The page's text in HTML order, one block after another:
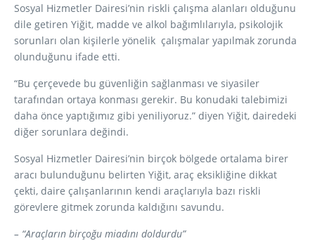
Sosyal Hizmetler Dairesi’nin riskli çalışma alanları olduğunu
dile getiren Yiğit, madde ve alkol bağımlılarıyla, psikolojik
sorunları olan kişilerle yönelik çalışmalar yapılmak zorunda
olunduğunu ifade etti.
“Bu çerçevede bu güvenliğin sağlanması ve siyasiler
tarafından ortaya konması gerekir. Bu konudaki talebimizi
daha önce yaptığımız gibi yeniliyoruz.” diyen Yiğit, dairedeki
diğer sorunlara değindi.
Sosyal Hizmetler Dairesi’nin birçok bölgede ortalama birer
aracı bulunduğunu belirten Yiğit, araç eksikliğine dikkat
çekti, daire çalışanlarının kendi araçlarıyla bazı riskli
görevlere gitmek zorunda kaldığını savundu.
– “Araçların birçoğu miadını doldurdu”